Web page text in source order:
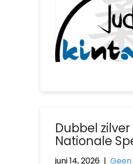
Dubbel
Nationale
juni 14, 2026 |